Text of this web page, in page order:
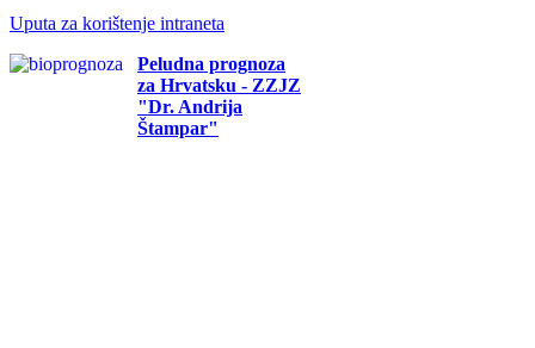
Uputa za korištenje intraneta
Peludna prognoza
za Hrvatsku - ZZJZ
"Dr. Andrija
Štampar"